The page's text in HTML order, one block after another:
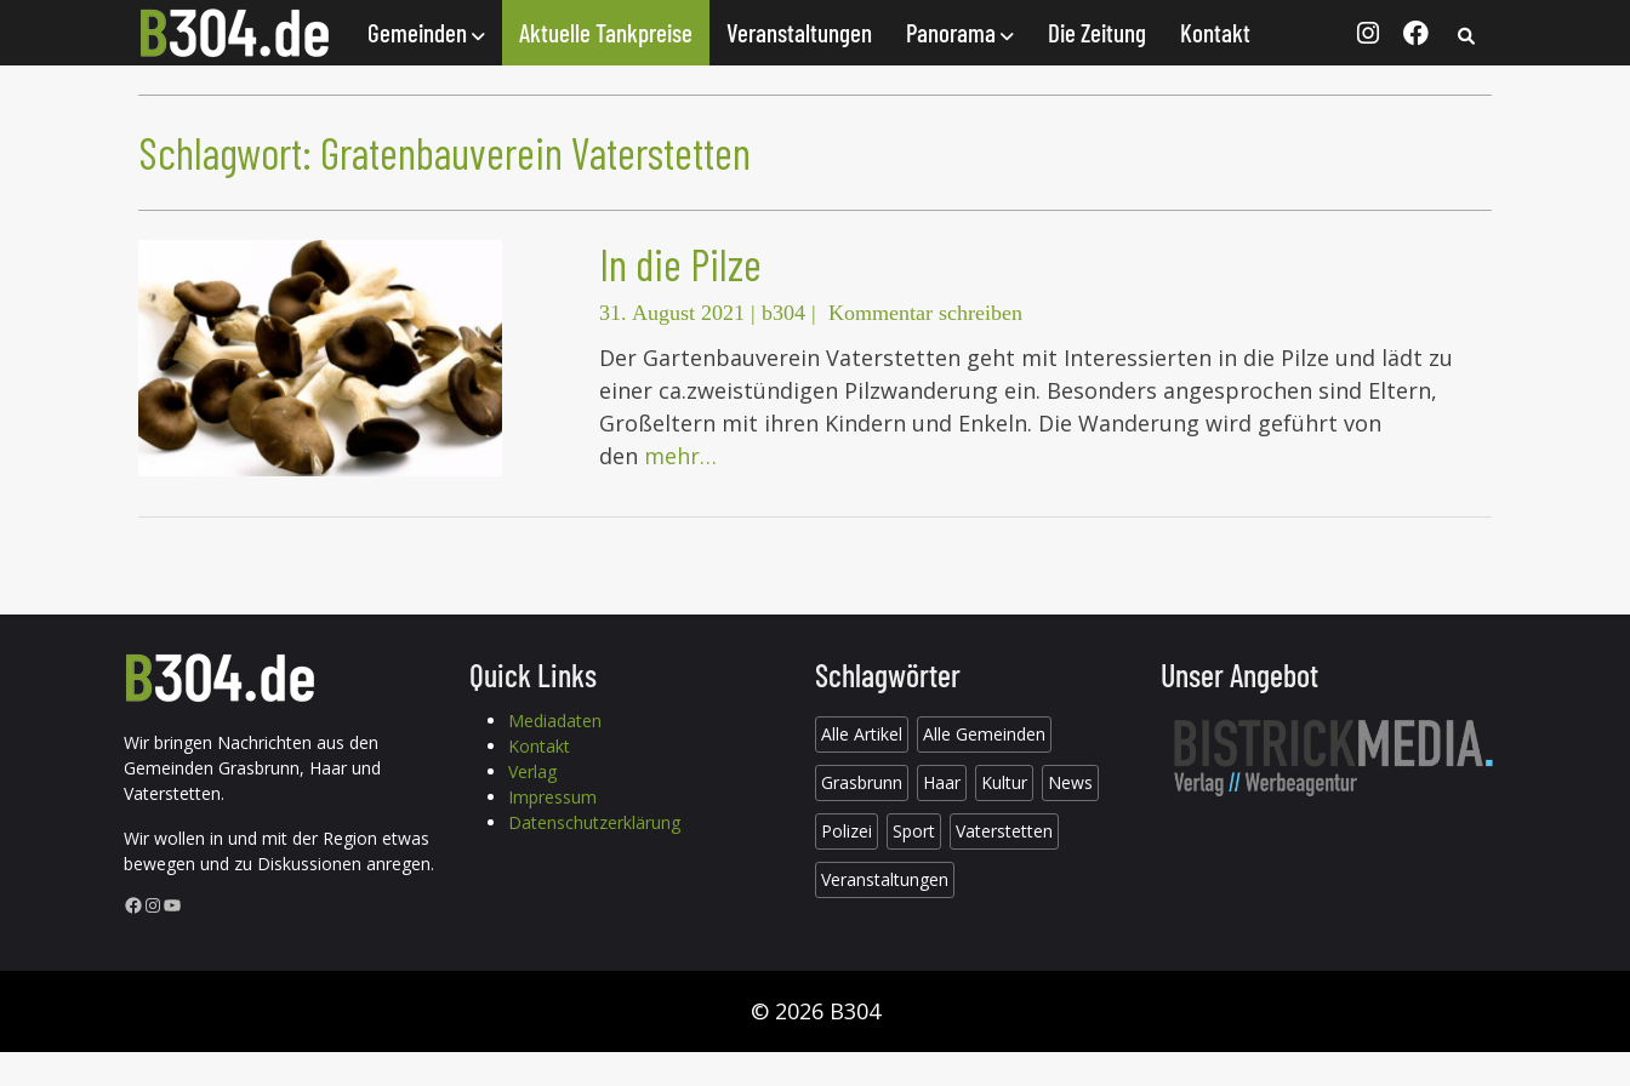
Gemeinden Aktuelle Tankpreise Veranstaltungen Panorama Die Zeitung Kontakt
Schlagwort: Gratenbauverein Vaterstetten
In die Pilze
31. August 2021 | b304 | Kommentar schreiben
Der Gartenbauverein Vaterstetten geht mit Interessierten in die Pilze und lädt zu
einer ca.zweistündigen Pilzwanderung ein. Besonders angesprochen sind Eltern,
Großeltern mit ihren Kindern und Enkeln. Die Wanderung wird geführt von
den mehr…
Wir bringen Nachrichten aus den
Gemeinden Grasbrunn, Haar und
Vaterstetten.
Wir wollen in und mit der Region etwas
bewegen und zu Diskussionen anregen.
Facebook InstagramYouTube
Quick Links
Mediadaten
Kontakt
Verlag
Impressum
Datenschutzerklärung
Schlagwörter
Alle Artikel Alle Gemeinden
Grasbrunn Haar Kultur News
Polizei Sport Vaterstetten
Veranstaltungen
Unser Angebot
© 2026 B304